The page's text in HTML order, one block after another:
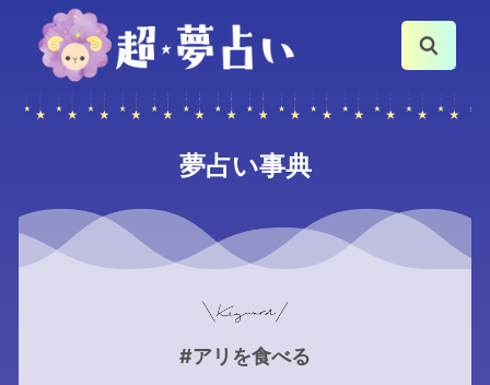
夢占い事典
#アリを食べる